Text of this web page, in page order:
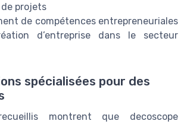
projets
de compétences entrepreneuriales
d’entreprise dans le secteur
spécialisées pour des
montrent que decoscope